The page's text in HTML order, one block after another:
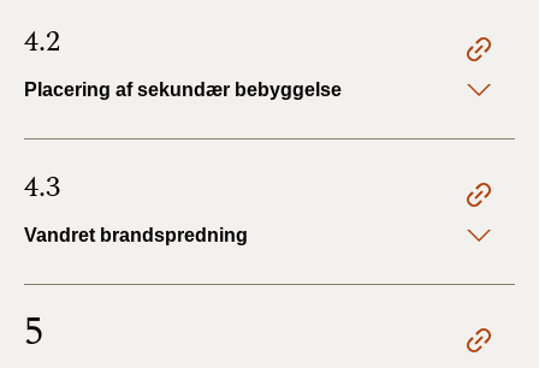
4.2
Placering af sekundær bebyggelse
4.3
Vandret brandspredning
5